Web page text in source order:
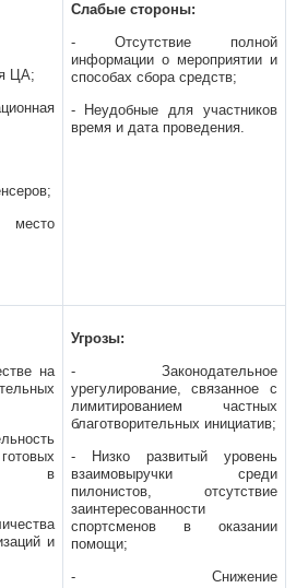
ЦА;
Слабые стороны:
- Отсутствие полной
информации о мероприятии и
способах сбора средств;
- Неудобные для участников
время и дата проведения.
на
в
и
Угрозы:
- Законодательное
урегулирование, связанное с
лимитированием частных
благотворительных инициатив;
- Низко развитый уровень
взаимовыручки среди
пилонистов, отсутствие
заинтересованности
спортсменов в оказании
помощи;
- Снижение